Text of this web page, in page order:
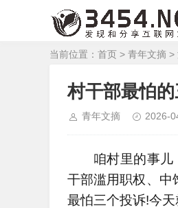
当前位置： 首页 > 青年文摘 >
村干部最怕
青年文摘 2026-
咱村里的事儿
干部滥用职权、中
最怕三个投诉!今